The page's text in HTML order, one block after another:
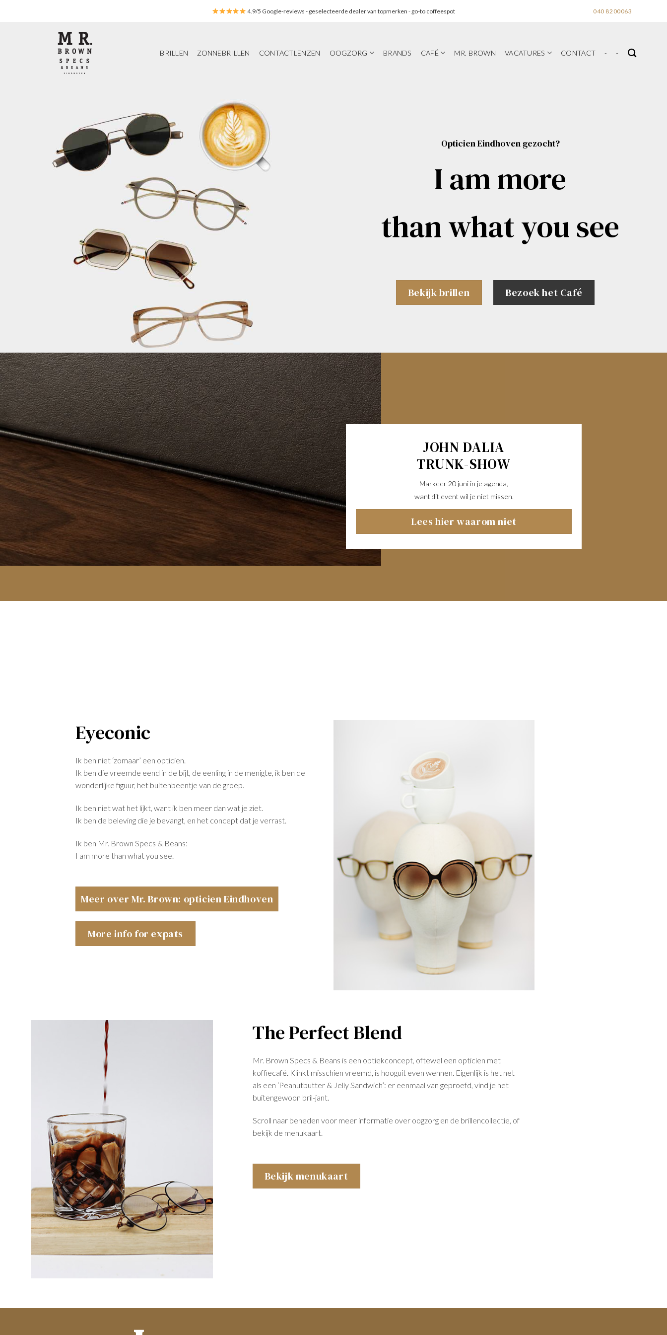
4.9/5 Google-reviews - geselecteerde dealer van topmerken - go-to coffeespot 040 8200063
BRILLEN ZONNEBRILLEN CONTACTLENZEN OOGZORG BRANDS CAFÉ MR. BROWN VACATURES CONTACT - -
Opticien Eindhoven gezocht?
I am more
than what you see
Bekijk brillen Bezoek het Café
JOHN DALIA
TRUNK-SHOW
Markeer 20 juni in je agenda,
want dit event wil je niet missen.
Lees hier waarom niet
Eyeconic
Ik ben niet ‘zomaar’ een opticien.
Ik ben die vreemde eend in de bijt, de eenling in de menigte, ik ben de
wonderlijke figuur, het buitenbeentje van de groep.
Ik ben niet wat het lijkt, want ik ben meer dan wat je ziet.
Ik ben de beleving die je bevangt, en het concept dat je verrast.
Ik ben Mr. Brown Specs & Beans:
I am more than what you see.
Meer over Mr. Brown: opticien Eindhoven
More info for expats
The Perfect Blend
Mr. Brown Specs & Beans is een optiekconcept, oftewel een opticien met
koffiecafé. Klinkt misschien vreemd, is hooguit even wennen. Eigenlijk is het net
als een ‘Peanutbutter & Jelly Sandwich’: er eenmaal van geproefd, vind je het
buitengewoon bril-jant.
Scroll naar beneden voor meer informatie over oogzorg en de brillencollectie, of
bekijk de menukaart.
Bekijk menukaart